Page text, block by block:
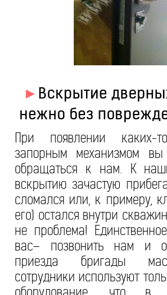
► Вскрытие
нежно без
При появлении
запорным механизмом
обращаться к нам. К
вскрытию зачастую
сломался или, к примеру,
его) остался внутри
не проблема!
вас– позвонить нам и
приезда бригады
сотрудники используют